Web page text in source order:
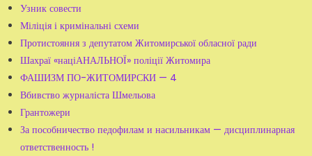
Узник совести
Міліція і кримінальні схеми
Протистояння з депутатом Житомирської обласної ради
Шахраї «націАНАЛЬНОЇ» поліції Житомира
ФАШИЗМ ПО-ЖИТОМИРСКИ — 4
Вбивство журналіста Шмельова
Грантожери
За пособничество педофилам и насильникам — дисциплинарная
ответственность !